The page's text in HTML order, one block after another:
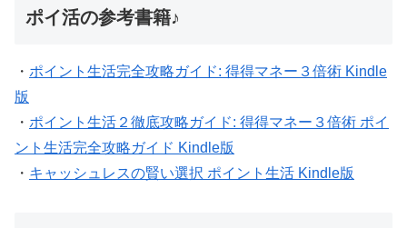
ポイ活の参考書籍♪
・ ポイント生活完全攻略ガイド: 得得マネー３倍術 Kindle
版
・ ポイント生活２徹底攻略ガイド: 得得マネー３倍術 ポイ
ント生活完全攻略ガイド Kindle版
・ キャッシュレスの賢い選択 ポイント生活 Kindle版